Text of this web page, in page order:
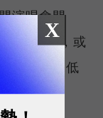
演唱會門
Code，或
時回應、低
X